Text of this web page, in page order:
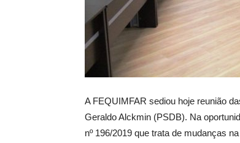
A FEQUIMFAR sediou hoje reunião
Geraldo Alckmin (PSDB). Na
nº 196/2019 que trata de mudanças